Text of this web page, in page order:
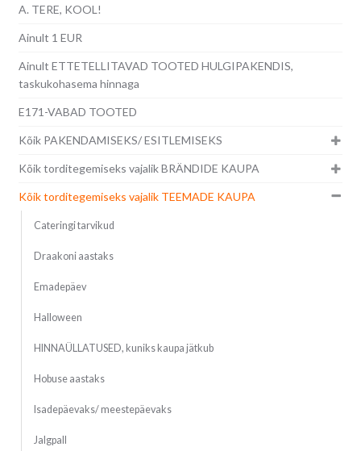
A. TERE, KOOL!
Ainult 1 EUR
Ainult ETTETELLITAVAD TOOTED HULGIPAKENDIS,
taskukohasema hinnaga
E171-VABAD TOOTED
Kõik PAKENDAMISEKS/ ESITLEMISEKS
Kõik torditegemiseks vajalik BRÄNDIDE KAUPA
Kõik torditegemiseks vajalik TEEMADE KAUPA
Cateringi tarvikud
Draakoni aastaks
Emadepäev
Halloween
HINNAÜLLATUSED, kuniks kaupa jätkub
Hobuse aastaks
Isadepäevaks/ meestepäevaks
Jalgpall